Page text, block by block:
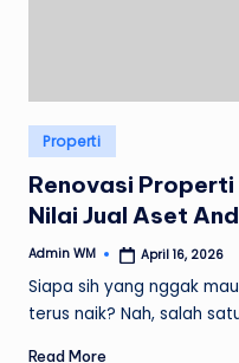
Posted
in
Properti
Renovasi
Nilai Jual Aset
Posted
Admin WM April 16, 2026
Siapa sih yang nggak
terus naik? Nah, salah
Read More